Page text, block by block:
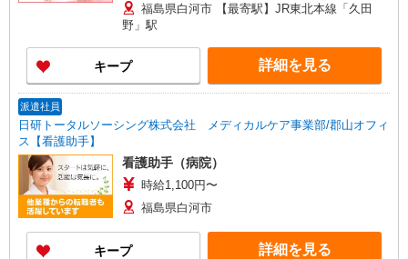
福島県白河市 【最寄駅】JR東北本線「久田
野」駅
キープ 詳細を見る
派遣社員
日研トータルソーシング株式会社 メディカルケア事業部/郡山オフィ
ス【看護助手】
看護助手（病院）
時給1,100円〜
福島県白河市
キープ 詳細を見る